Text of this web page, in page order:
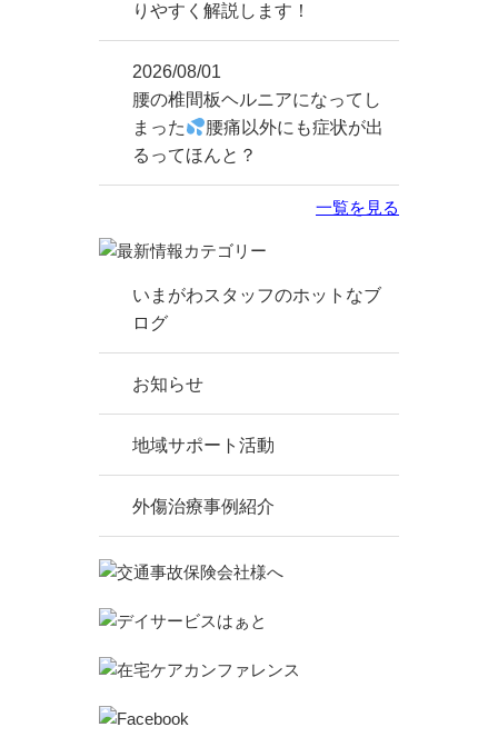
りやすく解説します！
2026/08/01
腰の椎間板ヘルニアになってし
まった
腰痛以外にも症状が出
るってほんと？
一覧を見る
いまがわスタッフのホットなブ
ログ
お知らせ
地域サポート活動
外傷治療事例紹介